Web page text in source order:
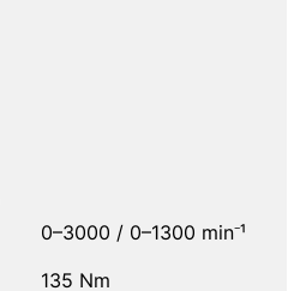
0–3000 / 0–1300 min⁻¹
135 Nm